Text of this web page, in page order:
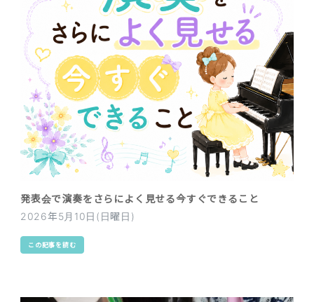
発表会で演奏をさらによく見せる今すぐできること
2026年5月10日(日曜日)
この記事を読む